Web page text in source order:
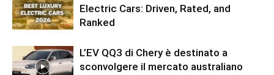
Electric Cars: Driven, Rated, and
Ranked
L’EV QQ3 di Chery è destinato a
sconvolgere il mercato australiano